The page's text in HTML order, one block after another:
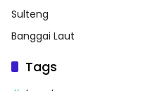
Sulteng
Banggai Laut
Tags